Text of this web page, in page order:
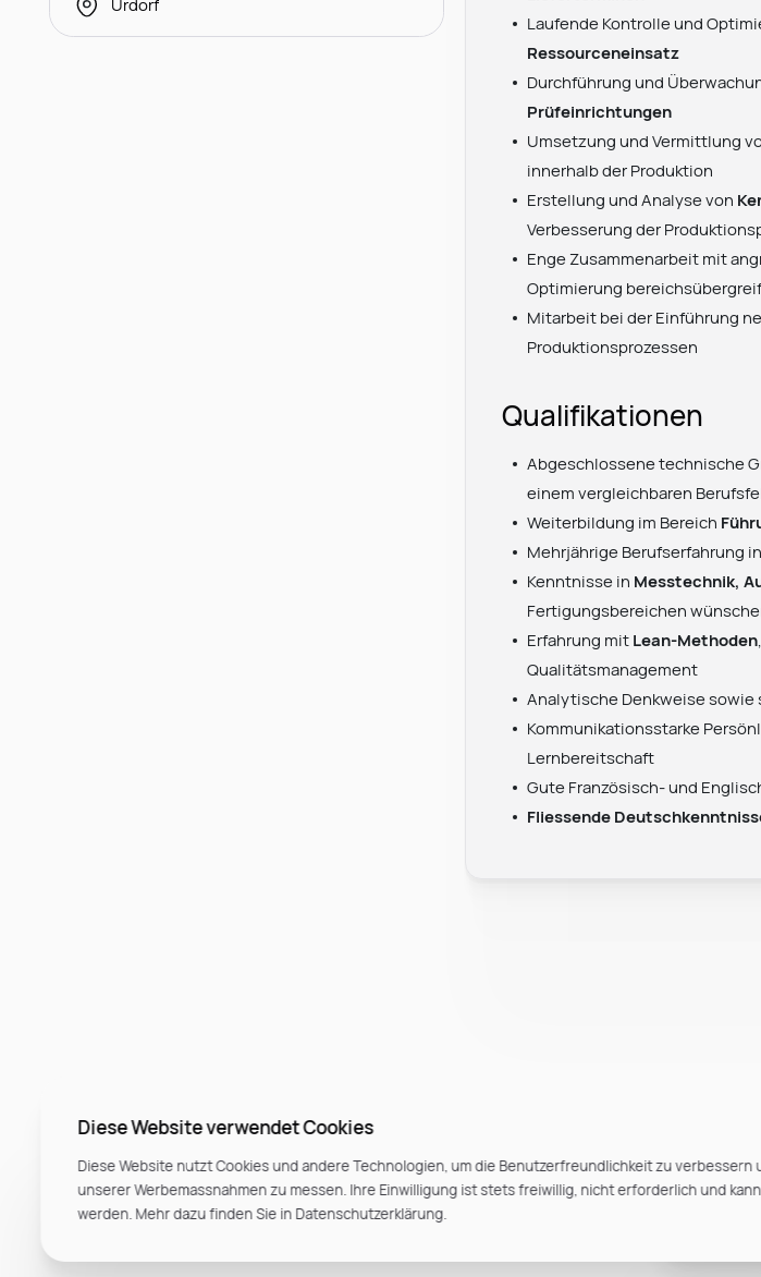
Laufende Kontrolle und
Ressourceneinsatz
Durchführung und
Prüfeinrichtungen
Umsetzung und Vermittlung
innerhalb der Produktion
Erstellung und Analyse von
Verbesserung der
Enge Zusammenarbeit mit
Optimierung
Mitarbeit bei der Einführung
Produktionsprozessen
Qualifikationen
Abgeschlossene technische
einem vergleichbaren
Weiterbildung im Bereich
Mehrjährige Berufserfahrung
Kenntnisse in Messtechnik,
Fertigungsbereichen
Erfahrung mit Lean-Methoden
Qualitätsmanagement
Analytische Denkweise
Kommunikationsstarke
Lernbereitschaft
Gute Französisch- und
Fliessende
Diese Website verwendet Cookies
Diese Website nutzt Cookies und andere Technologien, um die Benutzerfreundlichkeit zu verbessern
unserer Werbemassnahmen zu messen. Ihre Einwilligung ist stets freiwillig, nicht erforderlich und
werden. Mehr dazu finden Sie in Datenschutzerklärung.